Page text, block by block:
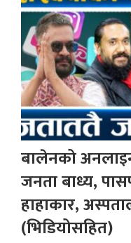
बालेनको
जनता बाध्य,
हाहाकार,
(भिडियोसहित)